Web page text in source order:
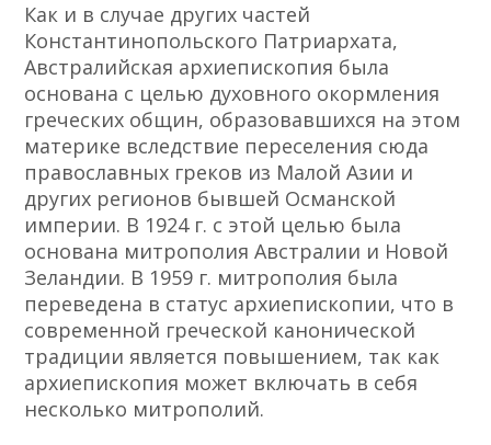
Как и в случае других частей
Константинопольского Патриархата,
Австралийская архиепископия была
основана с целью духовного окормления
греческих общин, образовавшихся на этом
материке вследствие переселения сюда
православных греков из Малой Азии и
других регионов бывшей Османской
империи. В 1924 г. с этой целью была
основана митрополия Австралии и Новой
Зеландии. В 1959 г. митрополия была
переведена в статус архиепископии, что в
современной греческой канонической
традиции является повышением, так как
архиепископия может включать в себя
несколько митрополий.